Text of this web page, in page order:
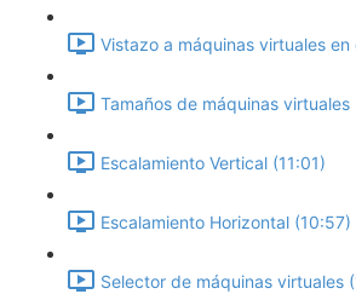
Vistazo a máquinas virtuales
Tamaños de máquinas virtuales
Escalamiento Vertical (11:01)
Escalamiento Horizontal (10:57)
Selector de máquinas virtuales